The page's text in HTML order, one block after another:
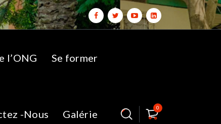
l’ONG Se former
-Nous Galérie
0